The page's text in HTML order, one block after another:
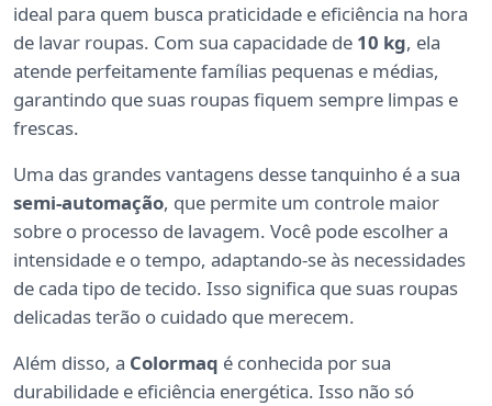
ideal para quem busca praticidade e eficiência na hora
de lavar roupas. Com sua capacidade de 10 kg, ela
atende perfeitamente famílias pequenas e médias,
garantindo que suas roupas fiquem sempre limpas e
frescas.
Uma das grandes vantagens desse tanquinho é a sua
semi-automação, que permite um controle maior
sobre o processo de lavagem. Você pode escolher a
intensidade e o tempo, adaptando-se às necessidades
de cada tipo de tecido. Isso significa que suas roupas
delicadas terão o cuidado que merecem.
Além disso, a Colormaq é conhecida por sua
durabilidade e eficiência energética. Isso não só